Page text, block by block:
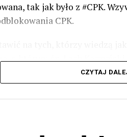
tak jak było z #CPK.
CPK.
o którym śp. Lech
kandydatów PiS 9 czerwca,
ogromny wpływ na Polskę.
proszę o oddanie
#Wolin.
CZYTAJ